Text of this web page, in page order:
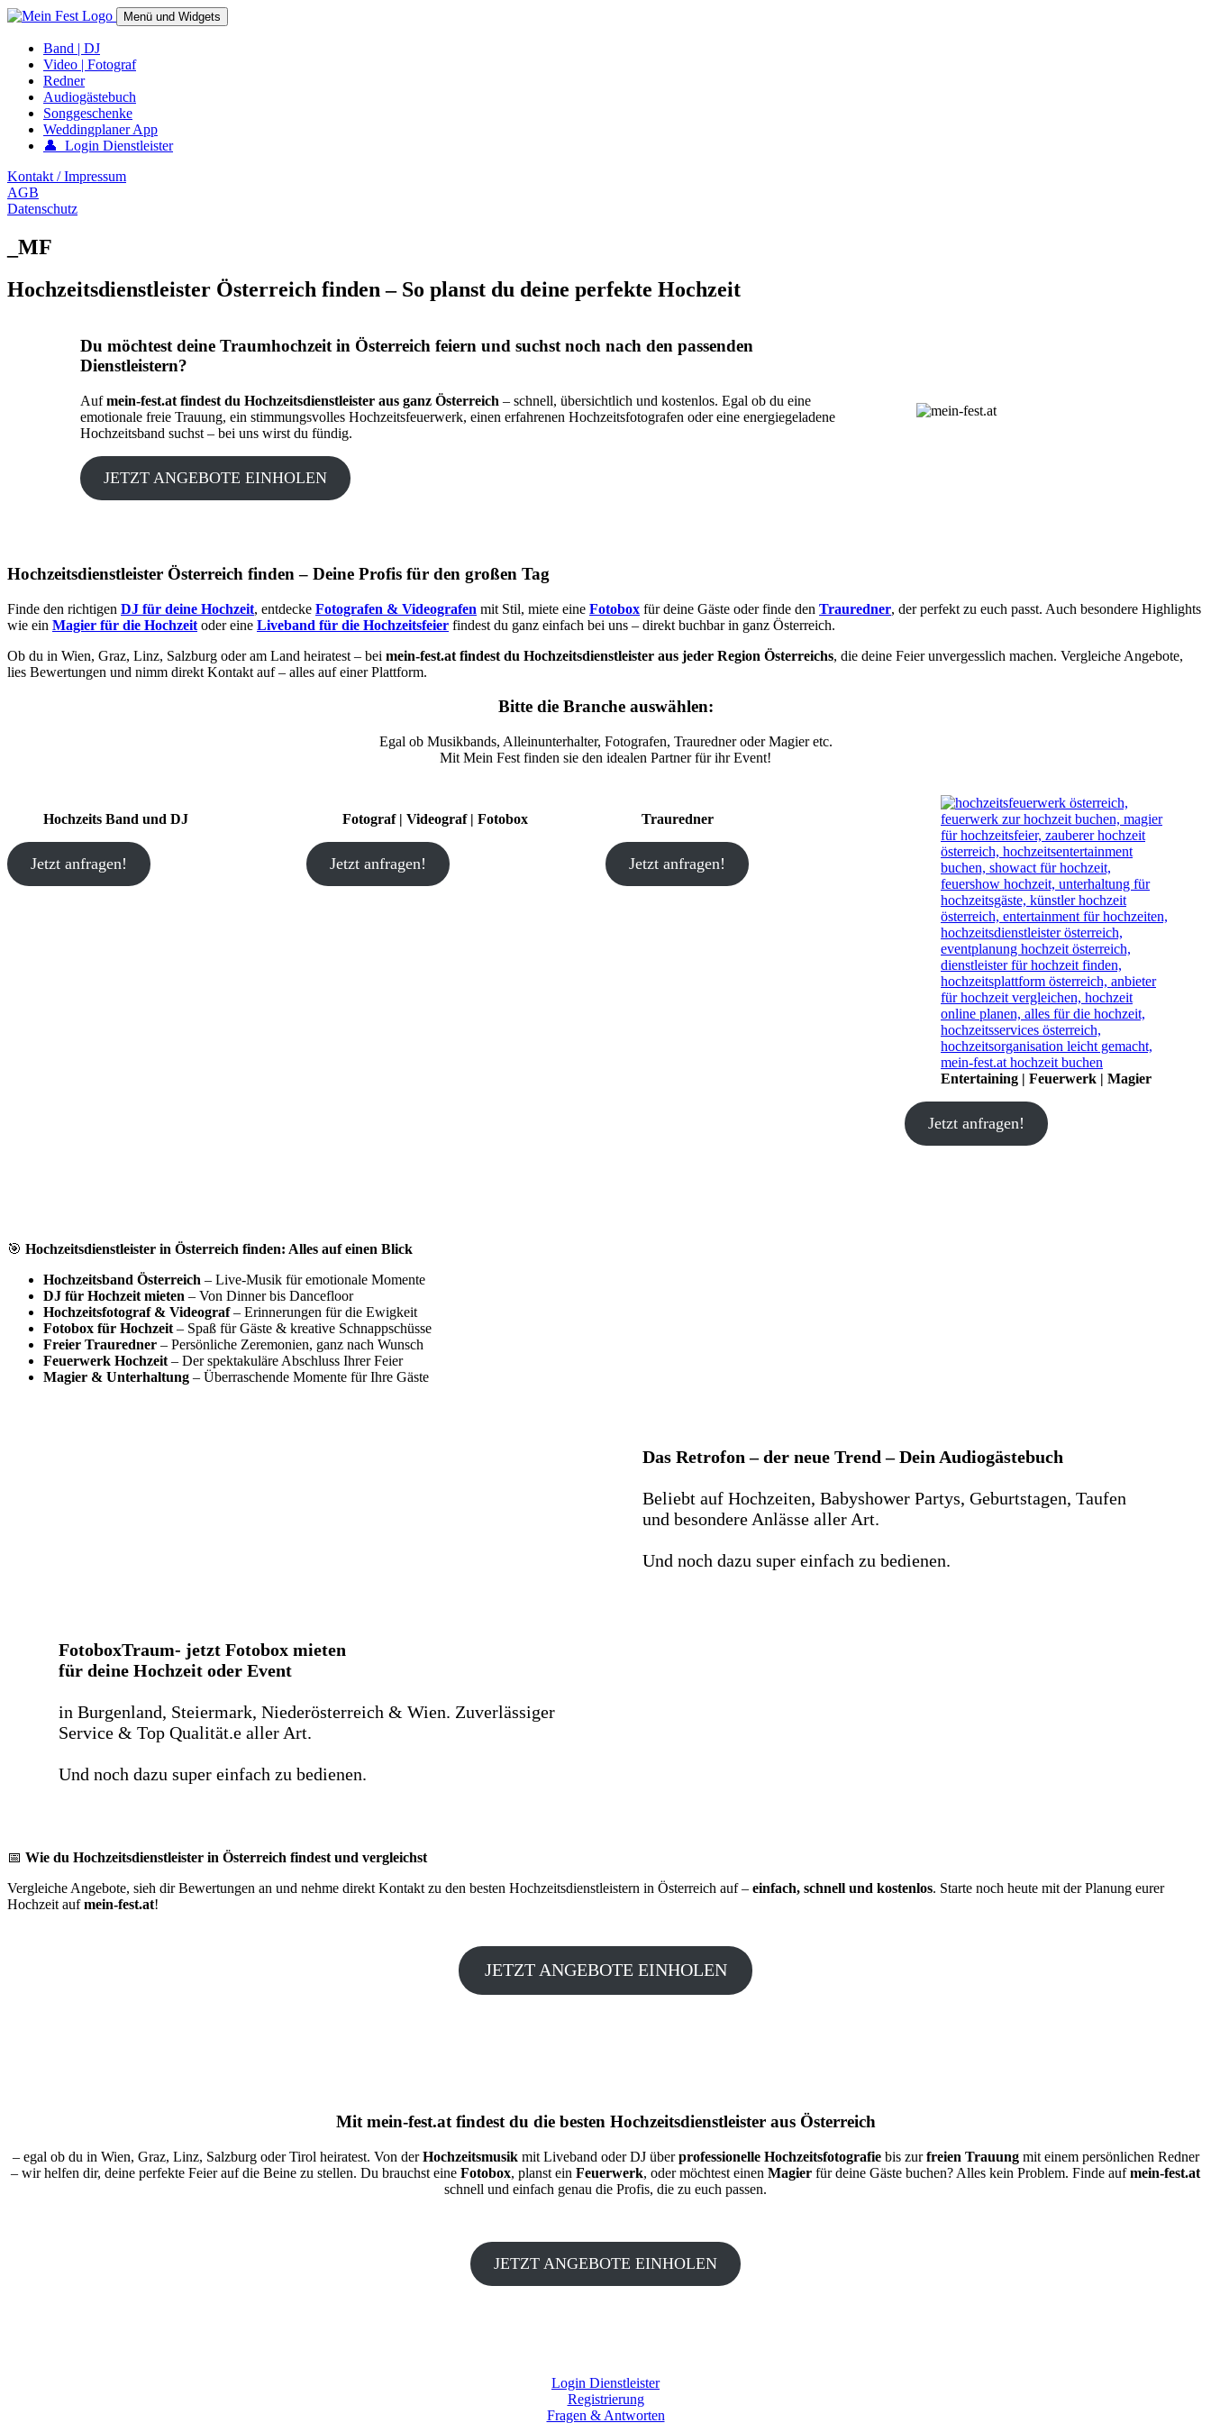
Springe
Inhalt
mein-fest.at – Band / Fotograf für Hochzeit oder Fest buchen!
Menü und Widgets
Band | DJ
Video | Fotograf
Redner
Audiogästebuch
Songgeschenke
Weddingplaner App
👤 Login Dienstleister
Kontakt / Impressum
AGB
Datenschutz
_MF
Hochzeitsdienstleister Österreich finden – So planst du deine perfekte Hochzeit
Du möchtest deine Traumhochzeit in Österreich feiern und suchst noch nach den passenden
Dienstleistern?
Aufmein-fest.at findest du Hochzeitsdienstleister aus ganz Österreich – schnell, übersichtlich und kostenlos. Egal ob du eine
emotionale freie Trauung, ein stimmungsvolles Hochzeitsfeuerwerk, einen erfahrenen Hochzeitsfotografen oder eine energiegeladene
Hochzeitsband suchst – bei uns wirst du fündig.
JETZT ANGEBOTE EINHOLEN
Hochzeitsdienstleister Österreich finden – Deine Profis für den großen Tag
Finde den richtigen DJ für deine Hochzeit, entdecke Fotografen & Videografen mit Stil, miete eine Fotobox für deine Gäste oder finde den Trauredner, der perfekt zu euch passt. Auch besondere Highlights
wie ein Magier für die Hochzeit oder eine Liveband für die Hochzeitsfeier findest du ganz einfach bei uns – direkt buchbar in ganz Österreich.
Ob du in Wien, Graz, Linz, Salzburg oder am Land heiratest – bei mein-fest.at findest du Hochzeitsdienstleister aus jeder Region Österreichs, die deine Feier unvergesslich machen. Vergleiche Angebote,
lies Bewertungen und nimm direkt Kontakt auf – alles auf einer Plattform.
Bitte die Branche auswählen:
Egal ob Musikbands, Alleinunterhalter, Fotografen, Trauredner oder Magier etc.
Mit Mein Fest finden sie den idealen Partner für ihr Event!
Hochzeits Band und DJ
Jetzt anfragen!
Fotograf | Videograf | Fotobox
Jetzt anfragen!
Trauredner
Jetzt anfragen!
Entertaining | Feuerwerk | Magier
Jetzt anfragen!
🎯 Hochzeitsdienstleister in Österreich finden: Alles auf einen Blick
Hochzeitsband Österreich – Live-Musik für emotionale Momente
DJ für Hochzeit mieten – Von Dinner bis Dancefloor
Hochzeitsfotograf & Videograf– Erinnerungen für die Ewigkeit
Fotobox für Hochzeit – Spaß für Gäste & kreative Schnappschüsse
Freier Trauredner – Persönliche Zeremonien, ganz nach Wunsch
Feuerwerk Hochzeit – Der spektakuläre Abschluss Ihrer Feier
Magier & Unterhaltung – Überraschende Momente für Ihre Gäste
Das Retrofon – der neue Trend – Dein Audiogästebuch
Beliebt auf Hochzeiten, Babyshower Partys, Geburtstagen, Taufen
und besondere Anlässe aller Art.
Und noch dazu super einfach zu bedienen.
FotoboxTraum- jetzt Fotobox mieten
für deine Hochzeit oder Event
in Burgenland, Steiermark, Niederösterreich & Wien. Zuverlässiger
Service & Top Qualität.e aller Art.
Und noch dazu super einfach zu bedienen.
📅 Wie du Hochzeitsdienstleister in Österreich findest und vergleichst
Vergleiche Angebote, sieh dir Bewertungen an und nehme direkt Kontakt zu den besten Hochzeitsdienstleistern in Österreich auf – einfach, schnell und kostenlos. Starte noch heute mit der Planung eurer
Hochzeit aufmein-fest.at!
JETZT ANGEBOTE EINHOLEN
Mitmein-fest.atfindest du die besten Hochzeitsdienstleister aus Österreich
– egal ob du in Wien, Graz, Linz, Salzburg oder Tirol heiratest. Von derHochzeitsmusikmit Liveband oder DJ überprofessionelle Hochzeitsfotografiebis zurfreien Trauungmit einem persönlichen Redner
– wir helfen dir, deine perfekte Feier auf die Beine zu stellen. Du brauchst eine Fotobox, planst ein Feuerwerk, oder möchtest einen Magier für deine Gäste buchen? Alles kein Problem. Finde aufmein-fest.at
schnell und einfach genau die Profis, die zu euch passen.
JETZT ANGEBOTE EINHOLEN
Login Dienstleister
Registrierung
Fragen & Antworten